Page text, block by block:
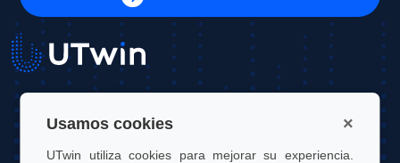
Usamos cookies ×
UTwin utiliza cookies para mejorar su experiencia.
UTwin S.r.l.
Contacto: info@utwin.it